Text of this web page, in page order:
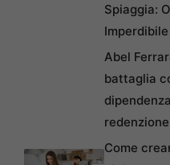
Spiaggia:
Abel
battaglia
Come